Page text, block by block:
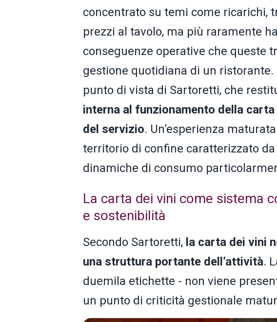
concentrato su temi come ricarichi,
prezzi al tavolo, ma più raramente
conseguenze operative che queste
gestione quotidiana di un ristorante.
punto di vista di Sartoretti, che
interna al funzionamento della
del servizio. Un’esperienza
territorio di confine caratterizzato
dinamiche di consumo
La carta dei vini come sistema
e sostenibilità
Secondo Sartoretti, la carta dei vini
una struttura portante dell’attività.
duemila etichette - non viene
un punto di criticità gestionale